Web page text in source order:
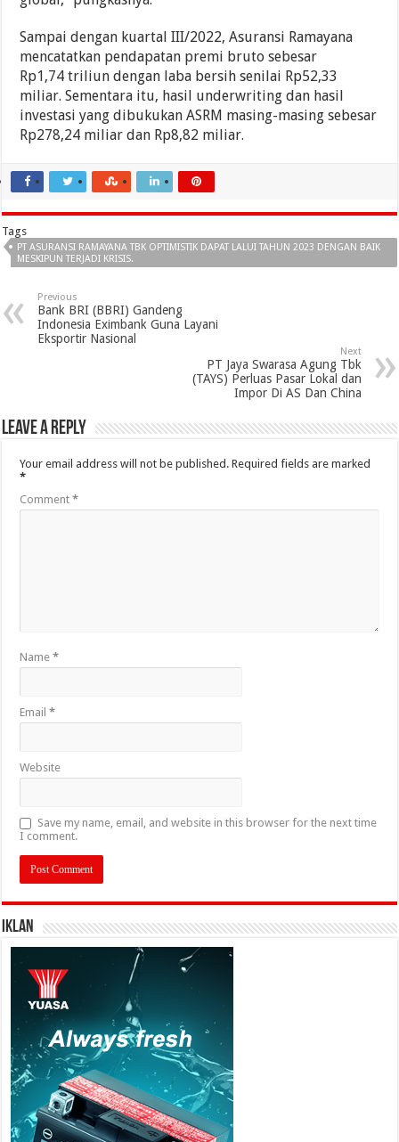
Sampai dengan kuartal III/2022, Asuransi Ramayana
mencatatkan pendapatan premi bruto sebesar
Rp1,74 triliun dengan laba bersih senilai Rp52,33
miliar. Sementara itu, hasil underwriting dan hasil
investasi yang dibukukan ASRM masing-masing sebesar
Rp278,24 miliar dan Rp8,82 miliar.
Tags
PT ASURANSI RAMAYANA TBK OPTIMISTIK DAPAT LALUI TAHUN 2023 DENGAN BAIK
MESKIPUN TERJADI KRISIS.
Previous
Bank BRI (BBRI) Gandeng
Indonesia Eximbank Guna Layani
Eksportir Nasional
Next
PT Jaya Swarasa Agung Tbk
(TAYS) Perluas Pasar Lokal dan
Impor Di AS Dan China
Leave a Reply
Your email address will not be published. Required fields are marked
*
Comment*
Name*
Email*
Website
Save my name, email, and website in this browser for the next time
I comment.
IKLAN